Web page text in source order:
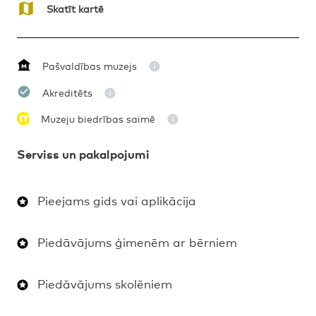
Skatīt kartē
Pašvaldības muzejs
Akreditēts
Muzeju biedrības saimē
Serviss un pakalpojumi
Pieejams gids vai aplikācija
Piedāvājums ģimenēm ar bērniem
Piedāvājums skolēniem